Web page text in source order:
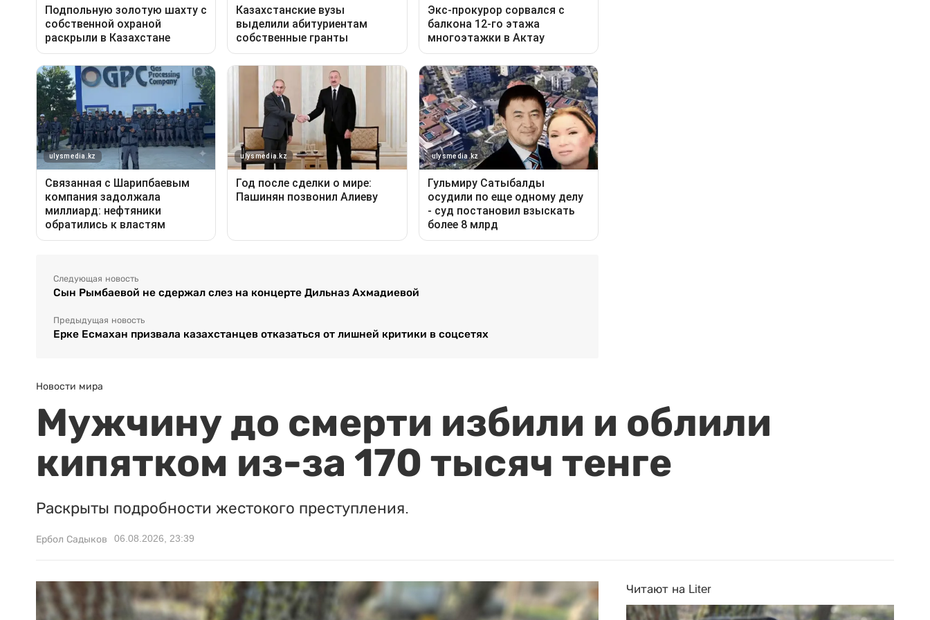
Следующая новость
Сын Рымбаевой не сдержал слез на концерте Дильназ Ахмадиевой
Предыдущая новость
Ерке Есмахан призвала казахстанцев отказаться от лишней критики в соцсетях
Новости мира
Мужчину до смерти избили и облили
кипятком из-за 170 тысяч тенге
Раскрыты подробности жестокого преступления.
Ербол Садыков 06.08.2026, 23:39
Читают на Liter